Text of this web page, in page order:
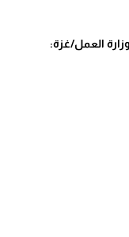
وزارة العمل/غزة: